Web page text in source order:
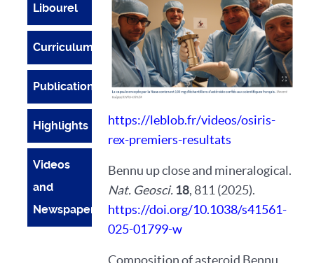
Libourel
Curriculum
Publications
Highlights
Videos
and
Newspapers
https://leblob.fr/videos/osiris-
rex-premiers-resultats
Bennu up close and mineralogical.
Nat. Geosci. 18, 811 (2025).
https://doi.org/10.1038/s41561-
025-01799-w
Composition of asteroid Bennu